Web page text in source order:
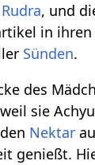
Rudra, und
in
Sünden.
des
sie
Nektar
genießt.